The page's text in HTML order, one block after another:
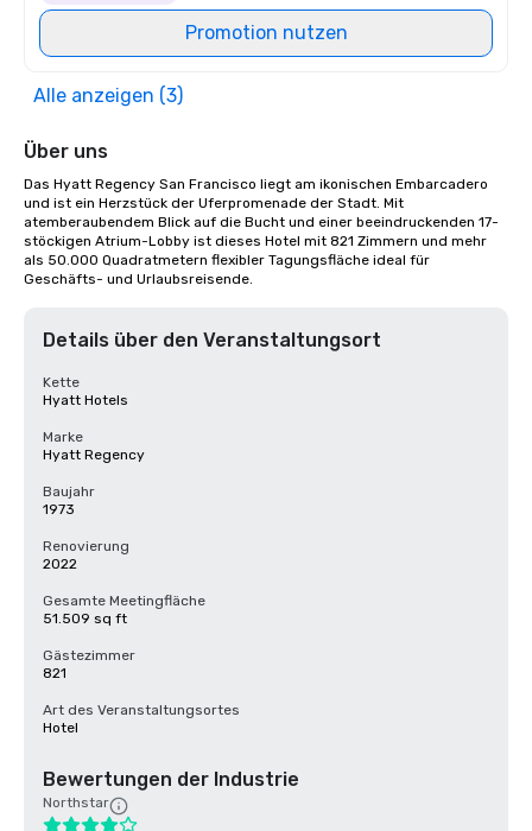
Promotion nutzen
Alle anzeigen (3)
Über uns
Das Hyatt Regency San Francisco liegt am ikonischen Embarcadero
und ist ein Herzstück der Uferpromenade der Stadt. Mit
atemberaubendem Blick auf die Bucht und einer beeindruckenden 17-
stöckigen Atrium-Lobby ist dieses Hotel mit 821 Zimmern und mehr
als 50.000 Quadratmetern flexibler Tagungsfläche ideal für
Geschäfts- und Urlaubsreisende.
Details über den Veranstaltungsort
Kette
Hyatt Hotels
Marke
Hyatt Regency
Baujahr
1973
Renovierung
2022
Gesamte Meetingfläche
51.509 sq ft
Gästezimmer
821
Art des Veranstaltungsortes
Hotel
Bewertungen der Industrie
Northstar